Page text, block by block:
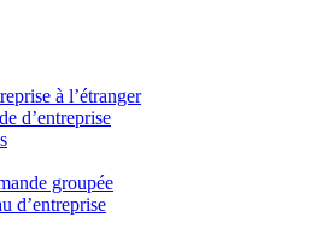
à l’étranger
d’entreprise
groupée
d’entreprise